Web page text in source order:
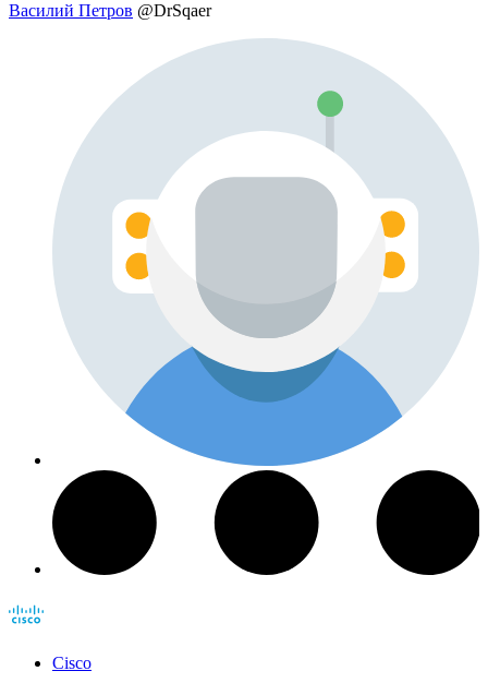
Василий Петров @DrSqaer
Cisco